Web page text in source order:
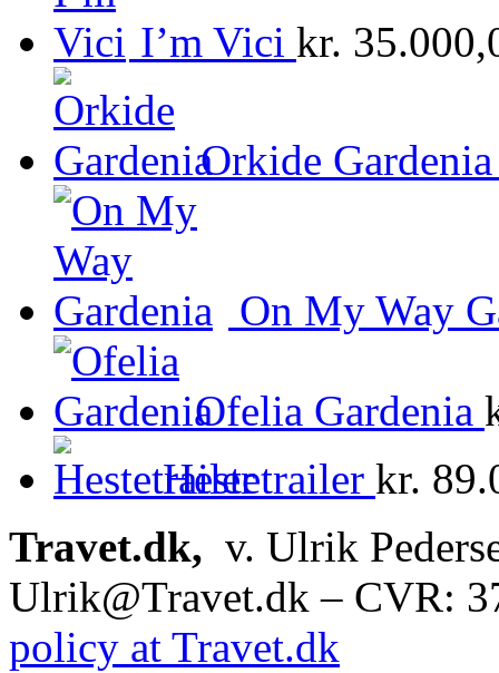
I’m Vici kr.
Orkide Gardenia
On My Way
Ofelia Gardenia
Hestetrailer kr.
Travet.dk, v. Ulrik
Ulrik@Travet.dk – CVR:
policy at Travet.dk